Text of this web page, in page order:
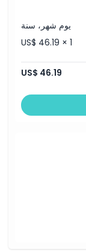
يوم شهر، سنة
US$ 46.19 × 1
US$ 46.19